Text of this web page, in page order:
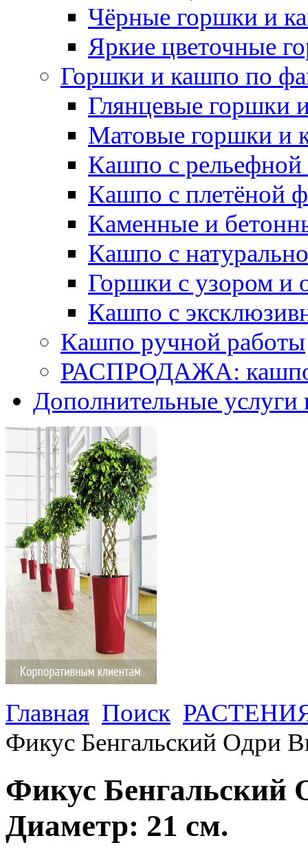
Чёрные горшки и
Яркие цветочные
Горшки и кашпо по
Глянцевые горшки
Матовые горшки и
Кашпо с рельефной
Кашпо с плетёной
Каменные и
Кашпо с
Горшки с узором и
Кашпо с
Кашпо ручной работы
РАСПРОДАЖА: кашпо
Дополнительные услуги
Главная Поиск
Фикус Бенгальский Одри
Фикус Бенгальский
Диаметр: 21 см.